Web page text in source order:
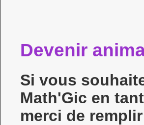
Devenir
Si vous
Math'Gic en
merci de